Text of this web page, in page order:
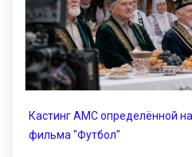
Кастинг АМС определённой
фильма "Футбол"